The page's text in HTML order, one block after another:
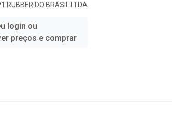
RUBBER DO BRASIL LTDA
login ou
preços e comprar